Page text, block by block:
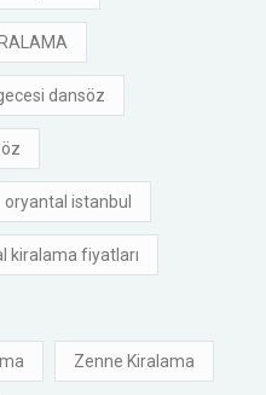
dansöz
oryantal istanbul
kiralama fiyatları
Zenne Kiralama